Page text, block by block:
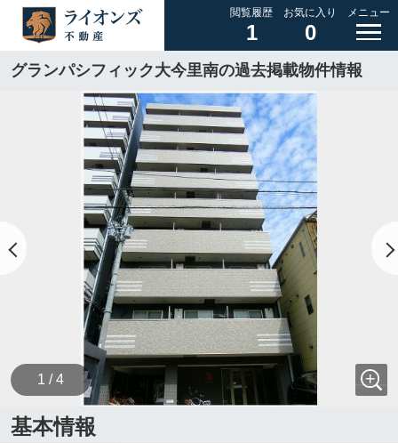
閲覧履歴
1
お気に入り
0
メニュー
グランパシフィック大今里南の過去掲載物件情報
1 / 4
基本情報